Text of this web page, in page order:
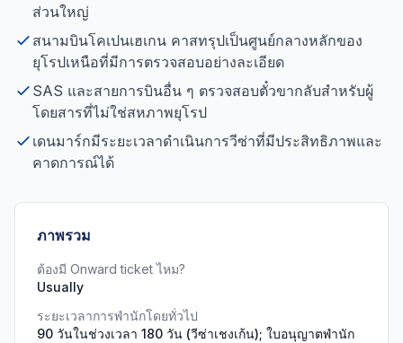
ส่วนใหญ่
สนามบินโคเปนเฮเกน คาสทรุปเป็นศูนย์กลางหลักของ
ยุโรปเหนือที่มีการตรวจสอบอย่างละเอียด
SAS และสายการบินอื่น ๆ ตรวจสอบตั๋วขากลับสำหรับผู้
โดยสารที่ไม่ใช่สหภาพยุโรป
เดนมาร์กมีระยะเวลาดำเนินการวีซ่าที่มีประสิทธิภาพและ
คาดการณ์ได้
ภาพรวม
ต้องมี Onward ticket ไหม?
Usually
ระยะเวลาการพำนักโดยทั่วไป
90 วันในช่วงเวลา 180 วัน (วีซ่าเชงเก้น); ใบอนุญาตพำนัก